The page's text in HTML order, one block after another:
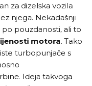
za dizelska vozila
njega. Nekadašnji
po pouzdanosti, ali to
motora. Tako
turbopunjače s
Ideja takvoga